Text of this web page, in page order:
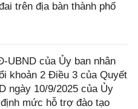
trên địa bàn thành phố
UBND của Ủy ban nhân
khoản 2 Điều 3 của Quyết
ngày 10/9/2025 của Ủy
mức hỗ trợ đào tạo